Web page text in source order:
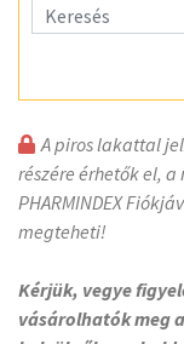
A piros lakattal
részére érhetők el,
PHARMINDEX
megteheti!
Kérjük, vegye
vásárolhatók meg